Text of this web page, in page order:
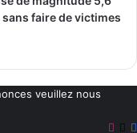
sans faire de victimes
veuillez nous